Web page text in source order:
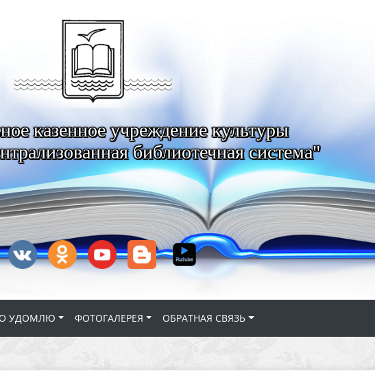
казенное учреждение культуры
библиотечная система"
УДОМЛЮ ФОТОГАЛЕРЕЯ ОБРАТНАЯ СВЯЗЬ